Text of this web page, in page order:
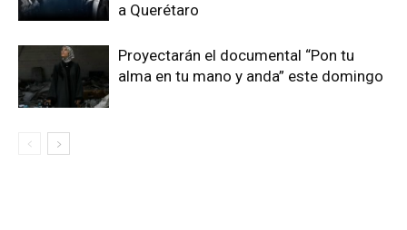
a Querétaro
Proyectarán el documental “Pon tu
alma en tu mano y anda” este domingo